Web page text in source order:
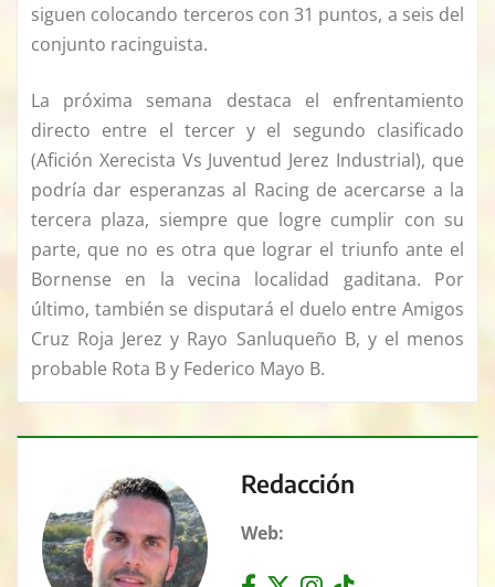
siguen colocando terceros con 31 puntos, a seis del
conjunto racinguista.
La próxima semana destaca el enfrentamiento
directo entre el tercer y el segundo clasificado
(Afición Xerecista Vs Juventud Jerez Industrial), que
podría dar esperanzas al Racing de acercarse a la
tercera plaza, siempre que logre cumplir con su
parte, que no es otra que lograr el triunfo ante el
Bornense en la vecina localidad gaditana. Por
último, también se disputará el duelo entre Amigos
Cruz Roja Jerez y Rayo Sanluqueño B, y el menos
probable Rota B y Federico Mayo B.
Redacción
Web: